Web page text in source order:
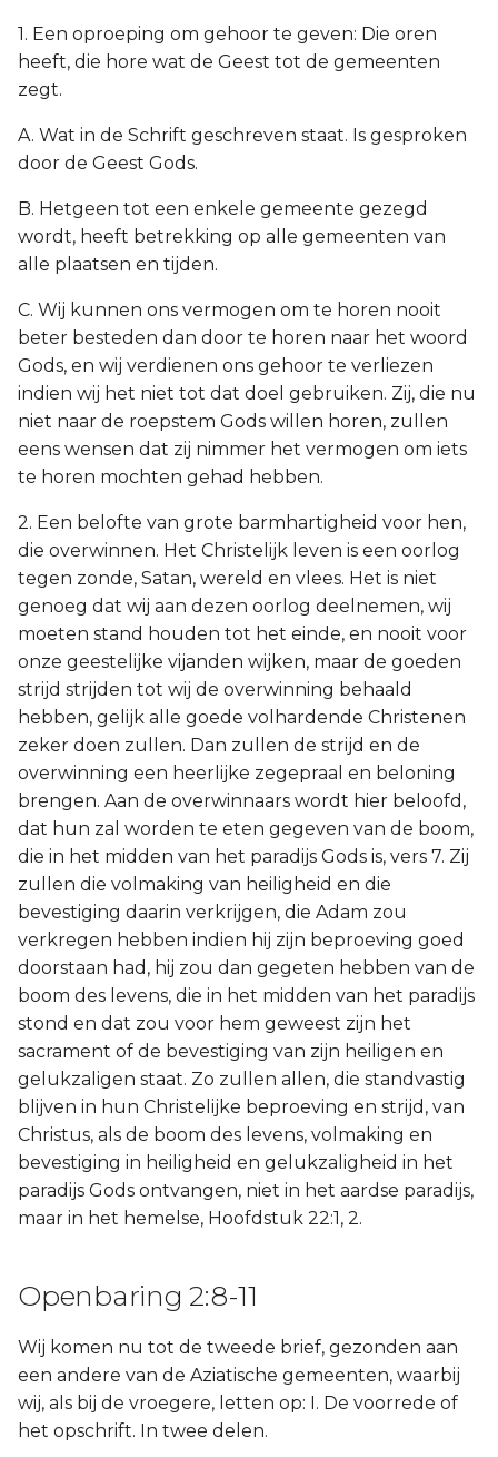
1. Een oproeping om gehoor te geven: Die oren
heeft, die hore wat de Geest tot de gemeenten
zegt.
A. Wat in de Schrift geschreven staat. Is gesproken
door de Geest Gods.
B. Hetgeen tot een enkele gemeente gezegd
wordt, heeft betrekking op alle gemeenten van
alle plaatsen en tijden.
C. Wij kunnen ons vermogen om te horen nooit
beter besteden dan door te horen naar het woord
Gods, en wij verdienen ons gehoor te verliezen
indien wij het niet tot dat doel gebruiken. Zij, die nu
niet naar de roepstem Gods willen horen, zullen
eens wensen dat zij nimmer het vermogen om iets
te horen mochten gehad hebben.
2. Een belofte van grote barmhartigheid voor hen,
die overwinnen. Het Christelijk leven is een oorlog
tegen zonde, Satan, wereld en vlees. Het is niet
genoeg dat wij aan dezen oorlog deelnemen, wij
moeten stand houden tot het einde, en nooit voor
onze geestelijke vijanden wijken, maar de goeden
strijd strijden tot wij de overwinning behaald
hebben, gelijk alle goede volhardende Christenen
zeker doen zullen. Dan zullen de strijd en de
overwinning een heerlijke zegepraal en beloning
brengen. Aan de overwinnaars wordt hier beloofd,
dat hun zal worden te eten gegeven van de boom,
die in het midden van het paradijs Gods is, vers 7. Zij
zullen die volmaking van heiligheid en die
bevestiging daarin verkrijgen, die Adam zou
verkregen hebben indien hij zijn beproeving goed
doorstaan had, hij zou dan gegeten hebben van de
boom des levens, die in het midden van het paradijs
stond en dat zou voor hem geweest zijn het
sacrament of de bevestiging van zijn heiligen en
gelukzaligen staat. Zo zullen allen, die standvastig
blijven in hun Christelijke beproeving en strijd, van
Christus, als de boom des levens, volmaking en
bevestiging in heiligheid en gelukzaligheid in het
paradijs Gods ontvangen, niet in het aardse paradijs,
maar in het hemelse, Hoofdstuk 22:1, 2.
Openbaring 2:8-11
Wij komen nu tot de tweede brief, gezonden aan
een andere van de Aziatische gemeenten, waarbij
wij, als bij de vroegere, letten op: I. De voorrede of
het opschrift. In twee delen.